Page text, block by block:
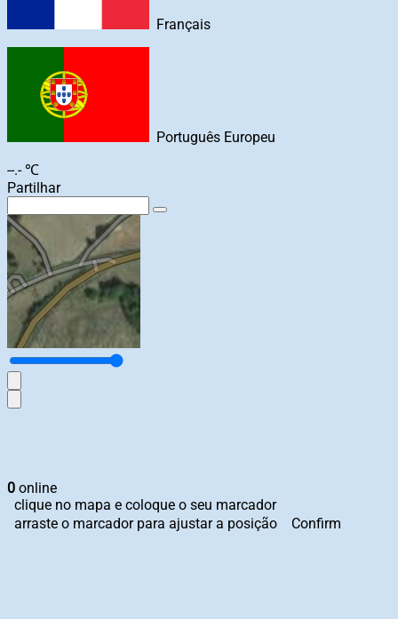
Français
Português Europeu
--.- ℃
Partilhar
0 online
clique no mapa e coloque o seu marcador
arraste o marcador para ajustar a posição
Confirm